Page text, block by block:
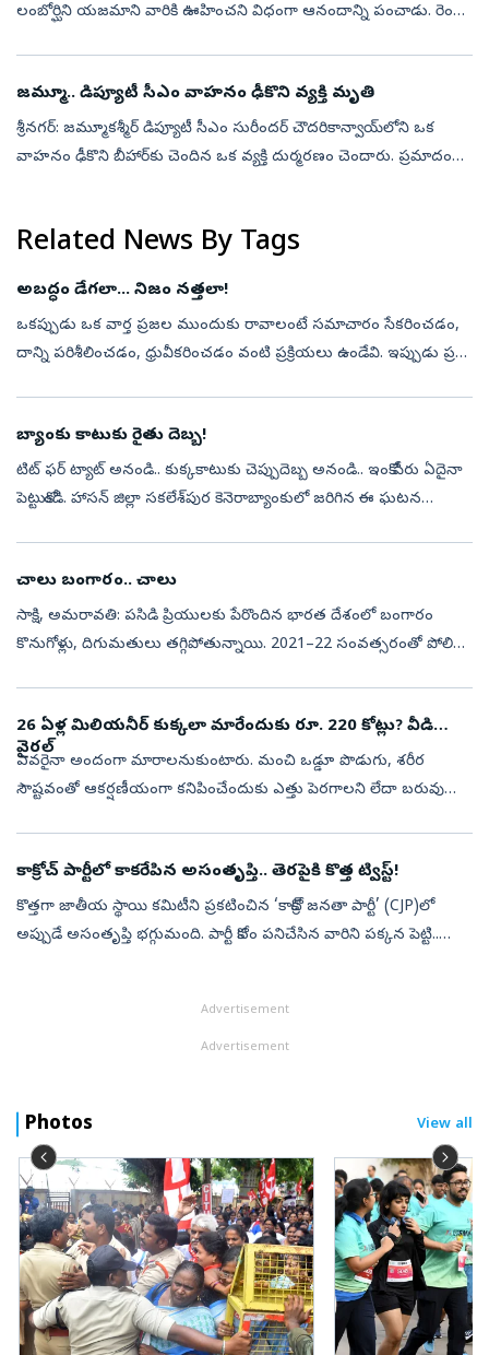
లంబోర్ఘిని యజమాని వారికి ఊహించని విధంగా ఆనందాన్ని పంచాడు. రెండు
జమ్మూ.. డిప్యూటీ సీఎం వాహనం ఢీకొని వ్యక్తి మృతి
శ్రీనగర్‌: జమ్మూకశ్మీర్‌ డిప్యూటీ సీఎం సురీందర్ చౌదరికాన్వాయ్‌లోని ఒక
వాహనం ఢీకొని బీహార్‌కు చెందిన ఒక వ్యక్తి దుర్మరణం చెందారు. ప్రమాదం
Related News By Tags
అబద్ధం డేగలా... నిజం నత్తలా!
ఒకప్పుడు ఒక వార్త ప్రజల ముందుకు రావాలంటే సమాచారం సేకరించడం,
దాన్ని పరిశీలించడం, ధ్రువీకరించడం వంటి ప్రక్రియలు ఉండేవి. ఇప్పుడు ప్రతి
బ్యాంకు కాటుకు రైతు దెబ్బ!
టిట్‌ ఫర్‌ ట్యాట్‌ అనండి.. కుక్కకాటుకు చెప్పుదెబ్బ అనండి.. ఇంకో పేరు ఏదైనా
పెట్టుకోండి. హాసన్‌ జిల్లా సకలేశ్‌పుర కెనెరాబ్యాంకులో జరిగిన ఈ ఘటన
చాలు బంగారం.. చాలు
సాక్షి, అమరావతి: పసిడి ప్రియులకు పేరొందిన భారత దేశంలో బంగారం
కొనుగోళ్లు, దిగుమతులు తగ్గిపోతున్నాయి. 2021–22 సంవత్సరంతో పోలిస్తే
26 ఏళ్ల మిలియనీర్‌ కుక్కలా మారేందుకు రూ. 220 కోట్లు? వీడియో
వైరల్‌
ఎవరైనా అందంగా మారాలనుకుంటారు. మంచి ఒడ్డూ పొడుగు, శరీర
సౌష్టవంతో ఆకర్షణీయంగా కనిపించేందుకు ఎత్తు పెరగాలని లేదా బరువు
కాక్రోచ్ పార్టీలో కాకరేపిన అసంతృప్తి.. తెరపైకి కొత్త ట్విస్ట్‌!
కొత్తగా జాతీయ స్థాయి కమిటీని ప్రకటించిన ‘కాక్రోచ్ జనతా పార్టీ’ (CJP)లో
అప్పుడే అసంతృప్తి భగ్గుమంది. పార్టీ కోసం పనిచేసిన వారిని పక్కన పెట్టి..
Advertisement
Advertisement
Photos View all